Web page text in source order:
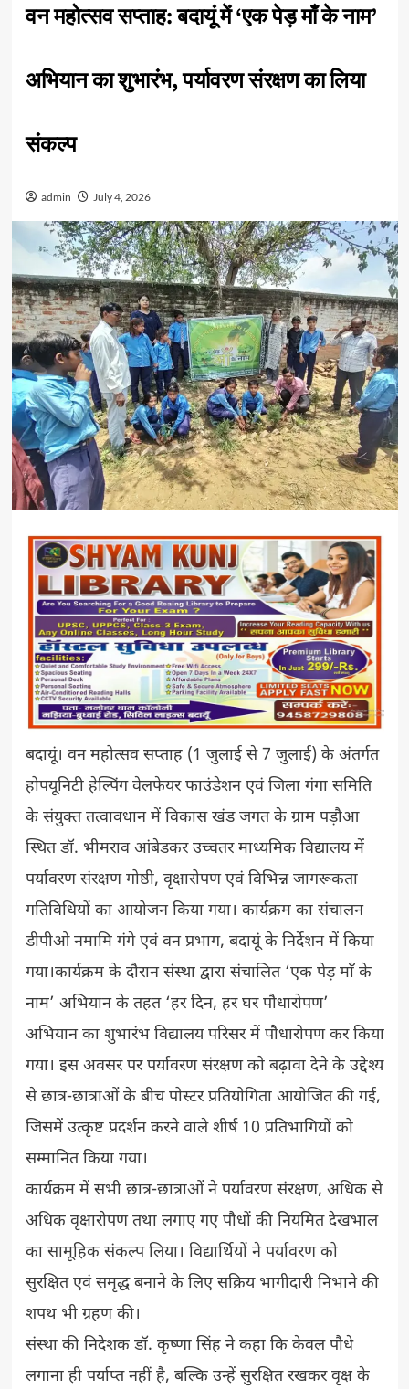
वन महोत्सव सप्ताह: बदायूं में ‘एक पेड़ माँ के नाम’
अभियान का शुभारंभ, पर्यावरण संरक्षण का लिया
संकल्प
admin July 4, 2026
बदायूं। वन महोत्सव सप्ताह (1 जुलाई से 7 जुलाई) के अंतर्गत
होपयूनिटी हेल्पिंग वेलफेयर फाउंडेशन एवं जिला गंगा समिति
के संयुक्त तत्वावधान में विकास खंड जगत के ग्राम पड़ौआ
स्थित डॉ. भीमराव आंबेडकर उच्चतर माध्यमिक विद्यालय में
पर्यावरण संरक्षण गोष्ठी, वृक्षारोपण एवं विभिन्न जागरूकता
गतिविधियों का आयोजन किया गया। कार्यक्रम का संचालन
डीपीओ नमामि गंगे एवं वन प्रभाग, बदायूं के निर्देशन में किया
गया।कार्यक्रम के दौरान संस्था द्वारा संचालित ‘एक पेड़ माँ के
नाम’ अभियान के तहत ‘हर दिन, हर घर पौधारोपण’
अभियान का शुभारंभ विद्यालय परिसर में पौधारोपण कर किया
गया। इस अवसर पर पर्यावरण संरक्षण को बढ़ावा देने के उद्देश्य
से छात्र-छात्राओं के बीच पोस्टर प्रतियोगिता आयोजित की गई,
जिसमें उत्कृष्ट प्रदर्शन करने वाले शीर्ष 10 प्रतिभागियों को
सम्मानित किया गया।
कार्यक्रम में सभी छात्र-छात्राओं ने पर्यावरण संरक्षण, अधिक से
अधिक वृक्षारोपण तथा लगाए गए पौधों की नियमित देखभाल
का सामूहिक संकल्प लिया। विद्यार्थियों ने पर्यावरण को
सुरक्षित एवं समृद्ध बनाने के लिए सक्रिय भागीदारी निभाने की
शपथ भी ग्रहण की।
संस्था की निदेशक डॉ. कृष्णा सिंह ने कहा कि केवल पौधे
लगाना ही पर्याप्त नहीं है, बल्कि उन्हें सुरक्षित रखकर वृक्ष के